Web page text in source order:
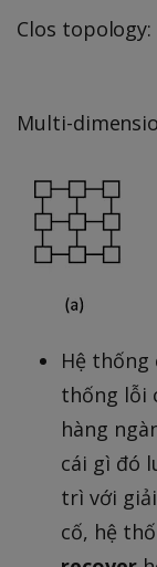
Clos topology:
Multi-
Hệ thống
thống lỗi
hàng
cái gì đó
trì với
cố, hệ